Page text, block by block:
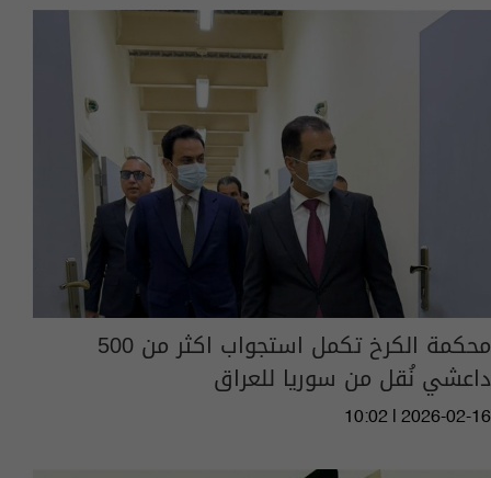
محكمة الكرخ تكمل استجواب اكثر من 500
داعشي نُقل من سوريا للعراق
10:02 | 2026-02-16